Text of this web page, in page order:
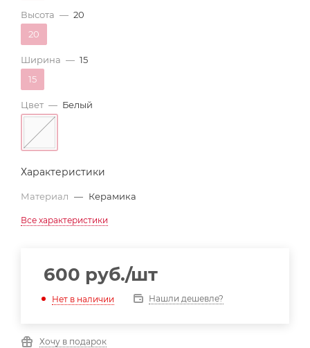
Высота — 20
20
Ширина — 15
15
Цвет — Белый
Характеристики
Материал — Керамика
Все характеристики
600 руб./шт
Нет в наличии Нашли дешевле?
Хочу в подарок